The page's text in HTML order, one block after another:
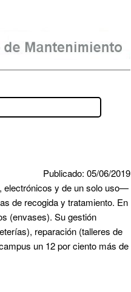
Publicado: 05/06/2019
y de un solo uso—
de recogida y tratamiento. En
(envases). Su gestión
reparación (talleres de
un 12 por ciento más de